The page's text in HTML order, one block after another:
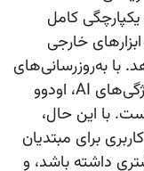
کامل
خارجی
با به‌روزرسانی‌های
۲۰۲۵ مانند رابط کاربری بهبودیافته و ویژگی‌های AI، اودوو
با این حال،
برای مبتدیان
داشته باشد، و